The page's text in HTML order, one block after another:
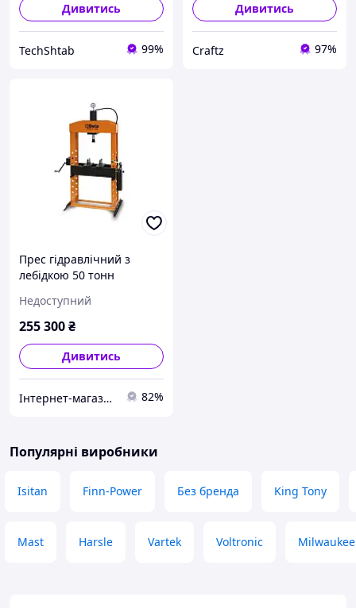
Дивитись
TechShtab 99%
Дивитись
Craftz 97%
Прес гідравлічний з
лебідкою 50 тонн
Недоступний
255 300₴
Дивитись
Інтернет-магазин ToolX 82%
Популярні виробники
Isitan Finn-Power Без бренда King Tony
Mast Harsle Vartek Voltronic Milwaukee